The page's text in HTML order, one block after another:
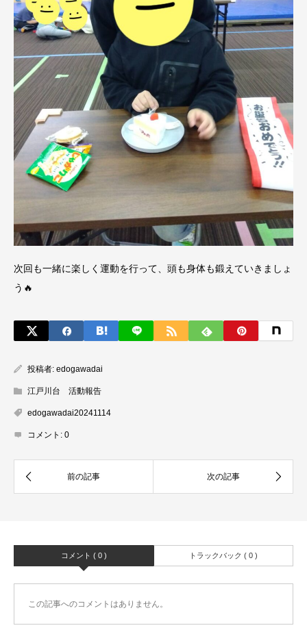
次回も一緒に楽しく運動を行って、頭も身体も鍛えていきましょ
う🔥
投稿者: edogawadai
江戸川台 活動報告
edogawadai20241114
コメント: 0
コメント ( 0 ) トラックバック ( 0 )
この記事へのコメントはありません。